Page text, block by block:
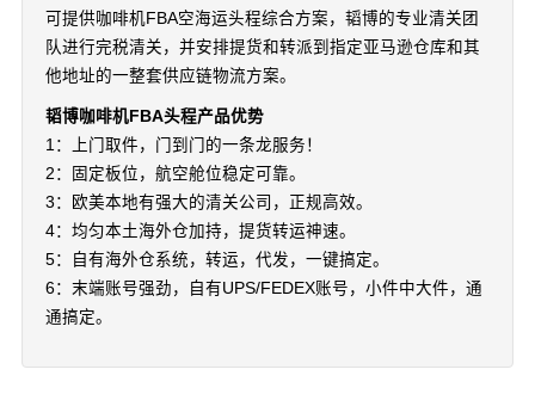
可提供咖啡机FBA空海运头程综合方案，韬博的专业清关团
队进行完税清关，并安排提货和转派到指定亚马逊仓库和其
他地址的一整套供应链物流方案。
韬博咖啡机FBA头程产品优势
1：上门取件，门到门的一条龙服务！
2：固定板位，航空舱位稳定可靠。
3：欧美本地有强大的清关公司，正规高效。
4：均匀本土海外仓加持，提货转运神速。
5：自有海外仓系统，转运，代发，一键搞定。
6：末端账号强劲，自有UPS/FEDEX账号，小件中大件，通
通搞定。